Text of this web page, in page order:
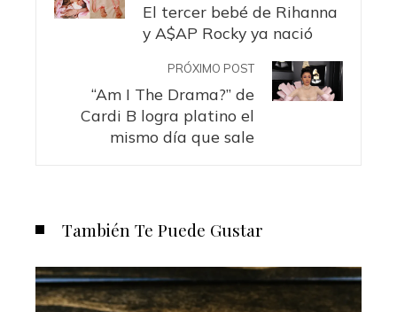
El tercer bebé de Rihanna
y A$AP Rocky ya nació
PRÓXIMO POST
“Am I The Drama?” de
Cardi B logra platino el
mismo día que sale
También Te Puede Gustar